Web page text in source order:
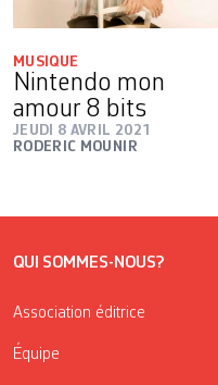
MUSIQUE
Nintendo mon
amour 8 bits
JEUDI 8 AVRIL 2021
RODERIC MOUNIR
QUI SOMMES-NOUS?
Association éditrice
Équipe